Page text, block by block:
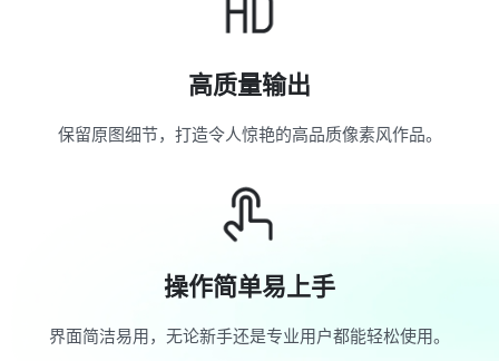
高质量输出
保留原图细节，打造令人惊艳的高品质像素风作品。
操作简单易上手
界面简洁易用，无论新手还是专业用户都能轻松使用。